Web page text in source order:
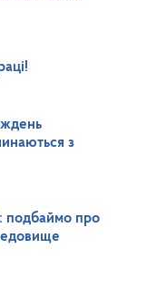
з
подбаймо про